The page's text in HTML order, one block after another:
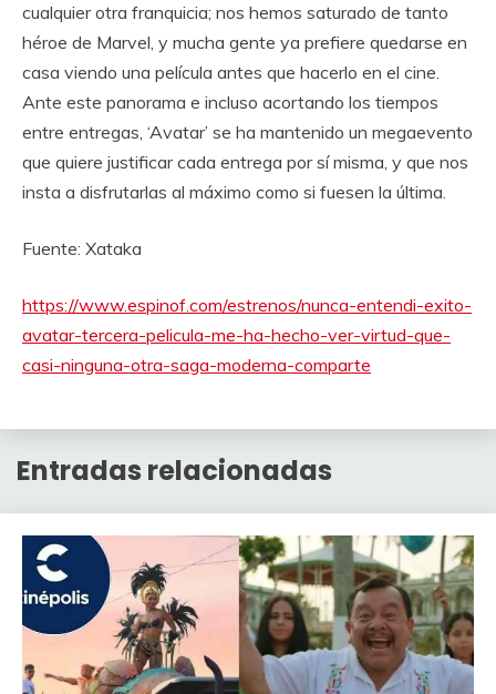
cualquier otra franquicia; nos hemos saturado de tanto
héroe de Marvel, y mucha gente ya prefiere quedarse en
casa viendo una película antes que hacerlo en el cine.
Ante este panorama e incluso acortando los tiempos
entre entregas, ‘Avatar’ se ha mantenido un megaevento
que quiere justificar cada entrega por sí misma, y que nos
insta a disfrutarlas al máximo como si fuesen la última.
Fuente: Xataka
https://www.espinof.com/estrenos/nunca-entendi-exito-
avatar-tercera-pelicula-me-ha-hecho-ver-virtud-que-
casi-ninguna-otra-saga-moderna-comparte
Entradas relacionadas